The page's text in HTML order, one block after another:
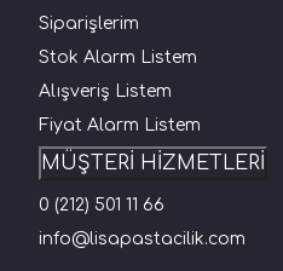
Siparişlerim
Stok Alarm Listem
Alışveriş Listem
Fiyat Alarm Listem
MÜŞTERİ HİZMETLERİ
0 (212) 501 11 66
info@lisapastacilik.com